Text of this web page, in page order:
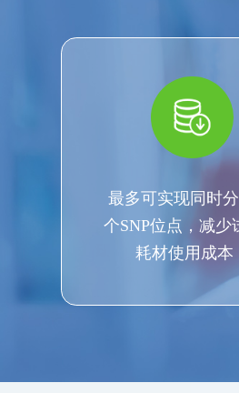
最多可实现同时
个SNP位点，减少
耗材使用成本